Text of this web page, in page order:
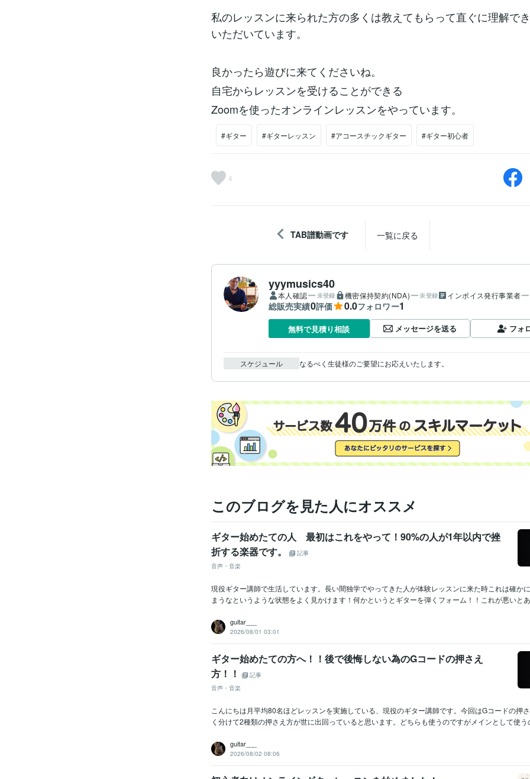
私のレッスンに来られた方の多くは教えてもらって直ぐに理解で
いただいています。
良かったら遊びに来てくださいね。
自宅からレッスンを受けることができる
Zoomを使ったオンラインレッスンをやっています。
#ギター #ギターレッスン #アコースチックギター #ギター初心者
4
TAB譜動画です 一覧に戻る
yyymusics40
本人確認 未登録 機密保持契約(NDA) 未登録 インボイス発行事業者
総販売実績0評価 0.0フォロワー1
無料で見積り相談 メッセージを送る フォ
スケジュール
このブログを見た人にオススメ
ギター始めたての人 最初はこれをやって！90%の人が1年以内で挫
折する楽器です。
記事
音声・音楽
現役ギター講師で生活しています。長い間独学でやってきた人が体験レッスンに来た時これは確か
まうなというような状態をよく見かけます！何かというとギターを弾くフォーム！！これが悪いと
guitar___
2026/08/01 03:01
ギター始めたての方へ！！後で後悔しない為のGコードの押さえ
方！！
記事
音声・音楽
こんにちは月平均80名ほどレッスンを実施している、現役のギター講師です。今回はGコードの押
く分けて2種類の押さえ方が世に出回っていると思います。どちらも使うのですがメインとして使う
guitar___
2026/08/02 08:06